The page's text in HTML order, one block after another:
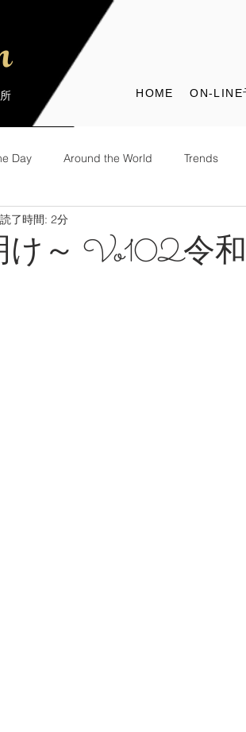
HOME ON-LINE
Day Around the World Trends
Look of the Day
け～ Vo102令
読了時間: 2分